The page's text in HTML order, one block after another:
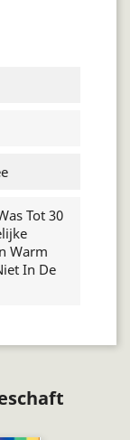
Tot 30
Warm
In De